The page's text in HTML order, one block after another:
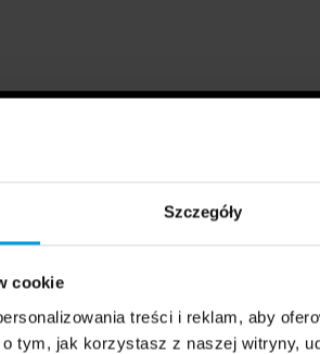
Szczegóły
cookie
treści i reklam, aby
tym, jak korzystasz z naszej witryny,